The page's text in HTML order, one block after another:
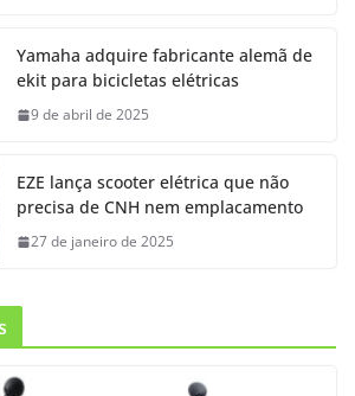
Yamaha adquire fabricante alemã de
ekit para bicicletas elétricas
9 de abril de 2025
EZE lança scooter elétrica que não
precisa de CNH nem emplacamento
27 de janeiro de 2025